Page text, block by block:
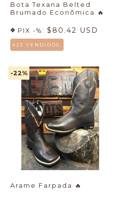
Bota Texana Belted
Brumado Econômica
🔥
PIX -%: $80.42 USD
423 VENDIDOS.
-22%
Arame Farpada 🔥